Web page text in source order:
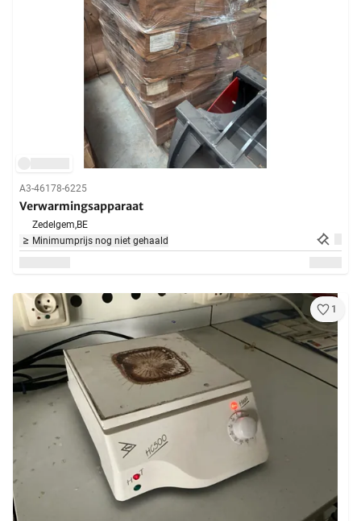
A3-46178-6225
Verwarmingsapparaat
Zedelgem,BE
Minimumprijs nog niet gehaald
1